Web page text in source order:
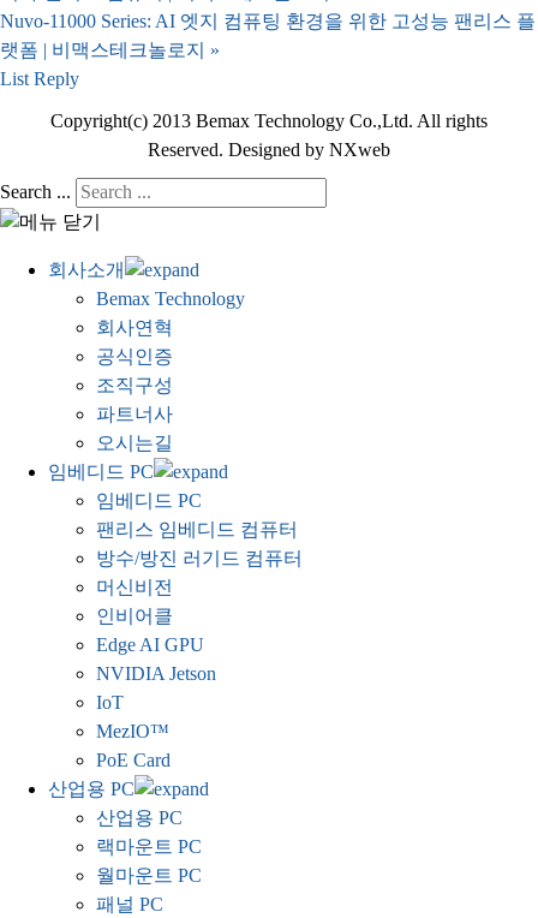
Nuvo-11000 Series: AI 엣지 컴퓨팅 환경을 위한 고성능 팬리스 플
랫폼 | 비맥스테크놀로지
»
List Reply
Copyright(c) 2013 Bemax Technology Co.,Ltd. All rights
Reserved. Designed by NXweb
Search ...
회사소개
Bemax Technology
회사연혁
공식인증
조직구성
파트너사
오시는길
임베디드 PC
임베디드 PC
팬리스 임베디드 컴퓨터
방수/방진 러기드 컴퓨터
머신비전
인비어클
Edge AI GPU
NVIDIA Jetson
IoT
MezIO™
PoE Card
산업용 PC
산업용 PC
랙마운트 PC
월마운트 PC
패널 PC